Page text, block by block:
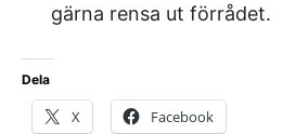
gärna rensa ut förrådet.
Dela
X Facebook